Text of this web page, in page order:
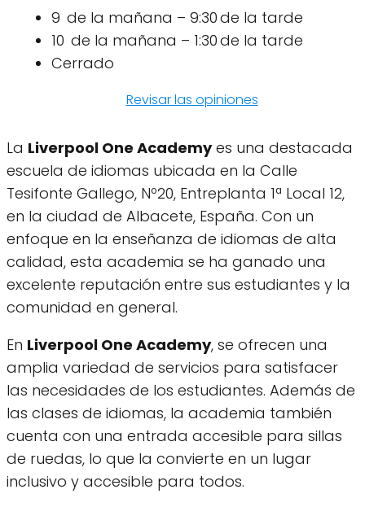
9 de la mañana – 9:30 de la tarde
10 de la mañana – 1:30 de la tarde
Cerrado
Revisar las opiniones
La Liverpool One Academyes una destacada
escuela de idiomas ubicada en la Calle
Tesifonte Gallego, Nº20, Entreplanta 1ª Local 12,
en la ciudad de Albacete, España. Con un
enfoque en la enseñanza de idiomas de alta
calidad, esta academia se ha ganado una
excelente reputación entre sus estudiantes y la
comunidad en general.
En Liverpool One Academy, se ofrecen una
amplia variedad de servicios para satisfacer
las necesidades de los estudiantes. Además de
las clases de idiomas, la academia también
cuenta con una entrada accesible para sillas
de ruedas, lo que la convierte en un lugar
inclusivo y accesible para todos.